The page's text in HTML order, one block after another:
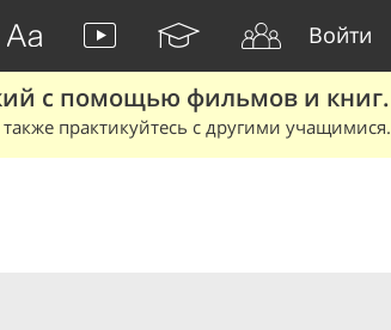
Войти
с помощью фильмов и книг.
практикуйтесь с другими учащимися.